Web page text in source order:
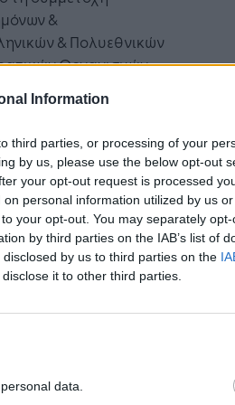
Information
third parties, or processing of your
by us, please use the below opt-out
your opt-out request is processed
personal information utilized by us
your opt-out. You may separately
by third parties on the IAB’s list of
by us to third parties on the
it to other third parties.
data.
&
& Πολυεθνικών
Οργανισμών
Καλαφάτης,
της πράσινης
συνεδρία της
του ο τέως
και βουλευτής Β’
,
της πράσινης
τον logistics για την
Αλυσίδες: